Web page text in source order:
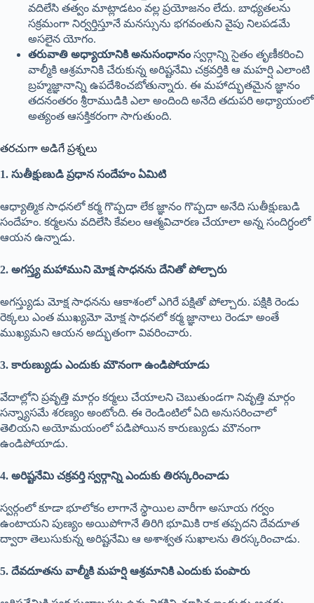
వదిలేసి తత్వం మాట్లాడటం వల్ల ప్రయోజనం లేదు. బాధ్యతలను
సక్రమంగా నిర్వర్తిస్తూనే మనస్సును భగవంతుని వైపు నిలపడమే
అసలైన యోగం.
తరువాతి అధ్యాయానికి అనుసంధానంస్వర్గాన్ని సైతం తృణీకరించి
వాల్మీకి ఆశ్రమానికి చేరుకున్న అరిష్టనేమి చక్రవర్తికి ఆ మహర్షి ఎలాంటి
బ్రహ్మజ్ఞానాన్ని ఉపదేశించబోతున్నారు. ఈ మహాద్భుతమైన జ్ఞానం
తదనంతరం శ్రీరాముడికి ఎలా అందింది అనేది తదుపరి అధ్యాయంలో
అత్యంత ఆసక్తికరంగా సాగుతుంది.
తరచుగా అడిగే ప్రశ్నలు
1. సుతీక్షుణుడి ప్రధాన సందేహం ఏమిటి
ఆధ్యాత్మిక సాధనలో కర్మ గొప్పదా లేక జ్ఞానం గొప్పదా అనేది సుతీక్షుణుడి
సందేహం. కర్మలను వదిలేసి కేవలం ఆత్మవిచారణ చేయాలా అన్న సందిగ్ధంలో
ఆయన ఉన్నాడు.
2. అగస్త్య మహాముని మోక్ష సాధనను దేనితో పోల్చారు
అగస్త్యుడు మోక్ష సాధనను ఆకాశంలో ఎగిరే పక్షితో పోల్చారు. పక్షికి రెండు
రెక్కలు ఎంత ముఖ్యమో మోక్ష సాధనలో కర్మ జ్ఞానాలు రెండూ అంతే
ముఖ్యమని ఆయన అద్భుతంగా వివరించారు.
3. కారుణ్యుడు ఎందుకు మౌనంగా ఉండిపోయాడు
వేదాల్లోని ప్రవృత్తి మార్గం కర్మలు చేయాలని చెబుతుండగా నివృత్తి మార్గం
సన్న్యాసమే శరణ్యం అంటోంది. ఈ రెండింటిలో ఏది అనుసరించాలో
తెలియని అయోమయంలో పడిపోయిన కారుణ్యుడు మౌనంగా
ఉండిపోయాడు.
4. అరిష్టనేమి చక్రవర్తి స్వర్గాన్ని ఎందుకు తిరస్కరించాడు
స్వర్గంలో కూడా భూలోకం లాగానే స్థాయిల వారీగా అసూయ గర్వం
ఉంటాయని పుణ్యం అయిపోగానే తిరిగి భూమికి రాక తప్పదని దేవదూత
ద్వారా తెలుసుకున్న అరిష్టనేమి ఆ అశాశ్వత సుఖాలను తిరస్కరించాడు.
5. దేవదూతను వాల్మీకి మహర్షి ఆశ్రమానికి ఎందుకు పంపారు